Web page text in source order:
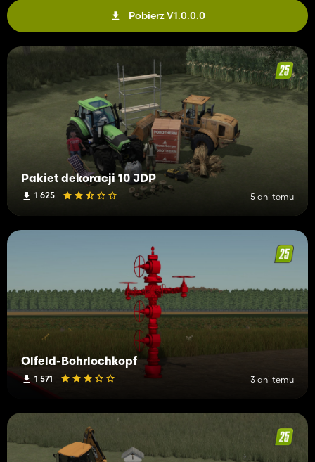
Pobierz V1.0.0.0
Pakiet dekoracji 10 JDP
1 625 5 dni temu
Ölfeld-Bohrlochkopf
1 571 3 dni temu